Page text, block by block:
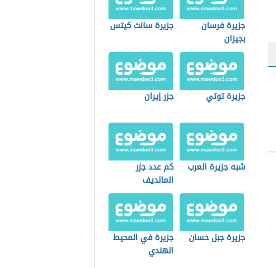
جزيرة فرسان
بجيزان
جزيرة سانت كيتس
جزيرة توتي جزر إيران
شبه جزيرة العرب
كم عدد جزر
المالديف
جزيرة جبل حسان
جزيرة في المحيط
الهندي